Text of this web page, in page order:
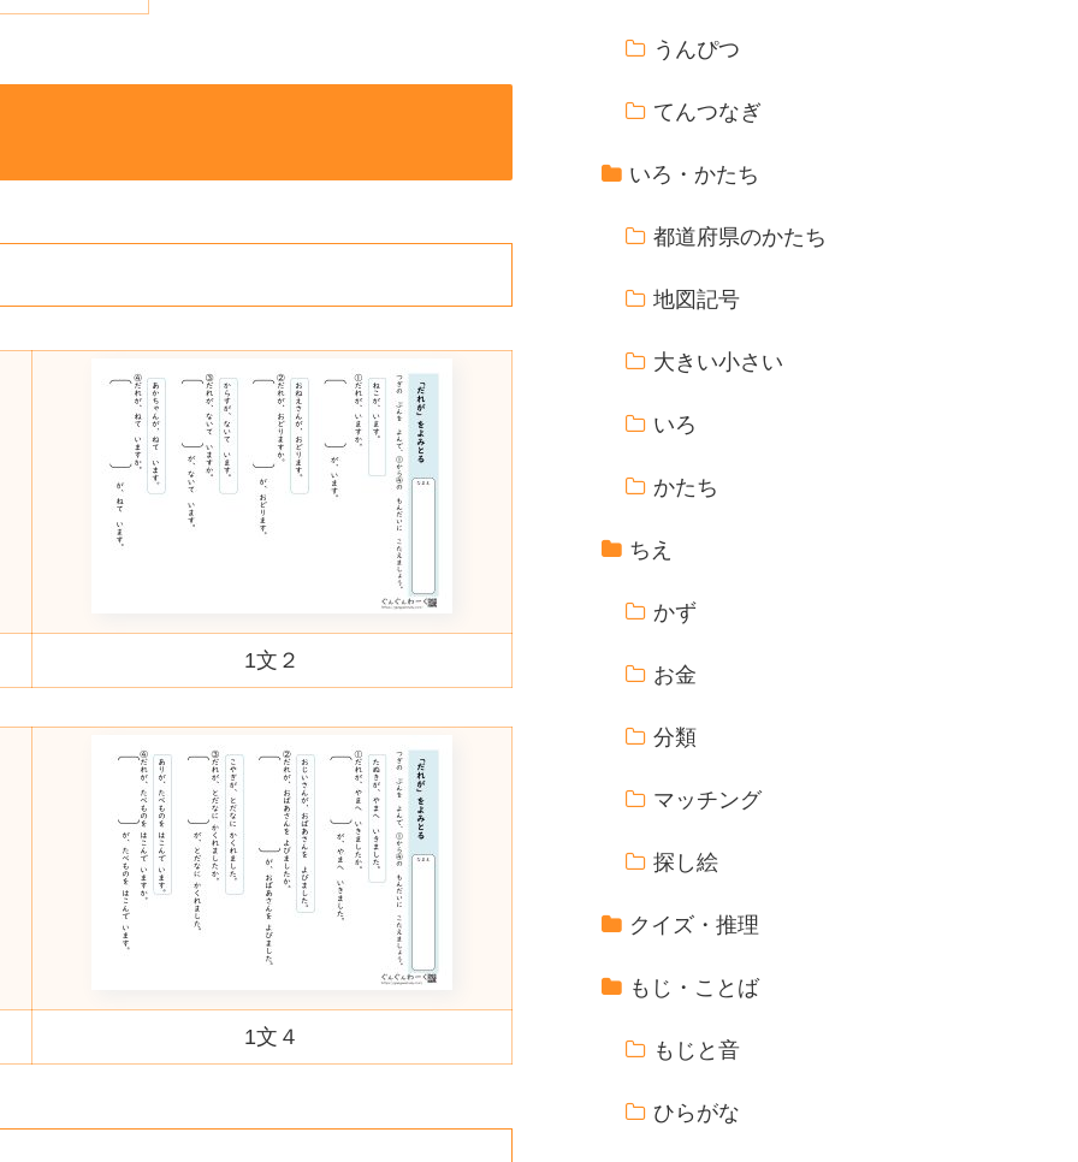
1文２
1文４
うんぴつ
てんつなぎ
いろ・かたち
都道府県のかたち
地図記号
大きい小さい
いろ
かたち
ちえ
かず
お金
分類
マッチング
探し絵
クイズ・推理
もじ・ことば
もじと音
ひらがな